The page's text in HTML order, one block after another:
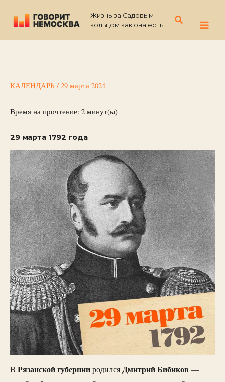
содержимому
Жизнь за Садовым
кольцом как она есть
Поиск
КАЛЕНДАРЬ / 29 марта 2024
Время на прочтение: 2 минут(ы)
29 марта 1792 года
В Рязанской губернииродилсяДмитрий Бибиков —